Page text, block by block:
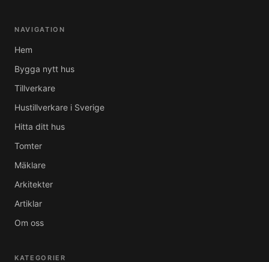
NAVIGATION
Hem
Bygga nytt hus
Tillverkare
Hustillverkare i Sverige
Hitta ditt hus
Tomter
Mäklare
Arkitekter
Artiklar
Om oss
KATEGORIER